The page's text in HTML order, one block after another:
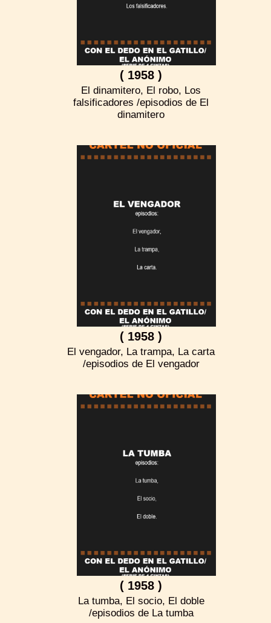
( 1958 )
El dinamitero, El robo, Los
falsificadores /episodios de El
dinamitero
( 1958 )
El vengador, La trampa, La carta
/episodios de El vengador
( 1958 )
La tumba, El socio, El doble
/episodios de La tumba